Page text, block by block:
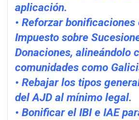
aplicación.
• Reforzar bonificaciones
Impuesto sobre
Donaciones, alineándolo
comunidades como
• Rebajar los tipos
del AJD al mínimo legal.
• Bonificar el IBI e IAE